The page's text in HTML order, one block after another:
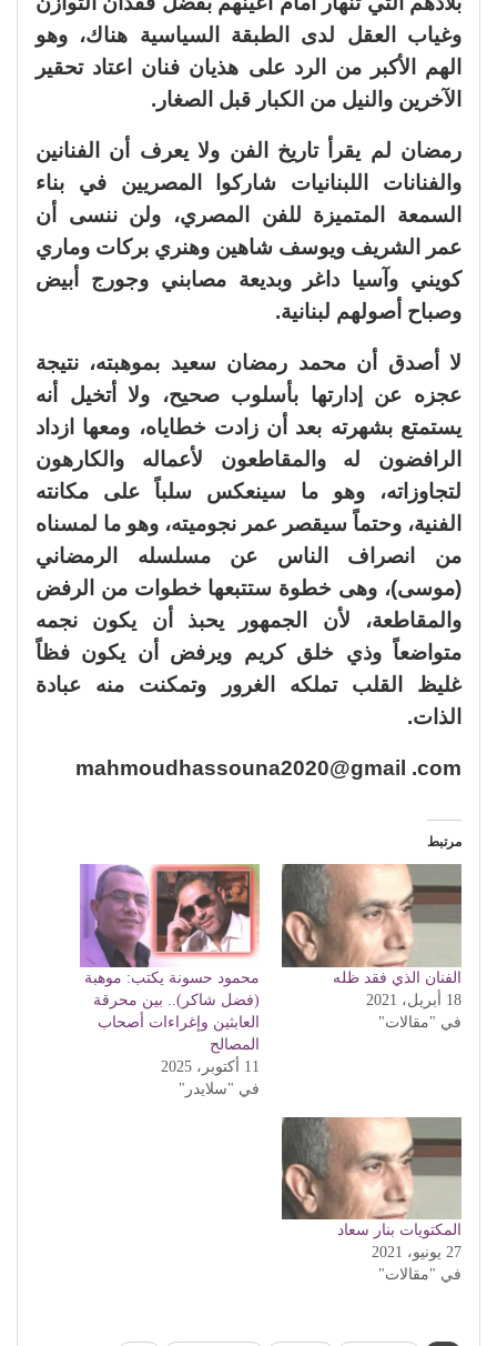
وغياب العقل لدى الطبقة السياسية هناك، وهو
الهم الأكبر من الرد على هذيان فنان اعتاد تحقير
الآخرين والنيل من الكبار قبل الصغار.
رمضان لم يقرأ تاريخ الفن ولا يعرف أن الفنانين
والفنانات اللبنانيات شاركوا المصريين في بناء
السمعة المتميزة للفن المصري، ولن ننسى أن
عمر الشريف ويوسف شاهين وهنري بركات وماري
كويني وآسيا داغر وبديعة مصابني وجورج أبيض
وصباح أصولهم لبنانية.
لا أصدق أن محمد رمضان سعيد بموهبته، نتيجة
عجزه عن إدارتها بأسلوب صحيح، ولا أتخيل أنه
يستمتع بشهرته بعد أن زادت خطاياه، ومعها ازداد
الرافضون له والمقاطعون لأعماله والكارهون
لتجاوزاته، وهو ما سينعكس سلباً على مكانته
الفنية، وحتماً سيقصر عمر نجوميته، وهو ما لمسناه
من انصراف الناس عن مسلسله الرمضاني
(موسى)، وهى خطوة ستتبعها خطوات من الرفض
والمقاطعة، لأن الجمهور يحبذ أن يكون نجمه
متواضعاً وذي خلق كريم ويرفض أن يكون فظاً
غليظ القلب تملكه الغرور وتمكنت منه عبادة
الذات.
mahmoudhassouna2020@gmail .com
مرتبط
الفنان الذي فقد ظله
18 أبريل، 2021
في "مقالات"
محمود حسونة يكتب: موهبة
(فضل شاكر).. بين محرقة
العابثين وإغراءات أصحاب
المصالح
11 أكتوبر، 2025
في "سلايدر"
المكتويات بنار سعاد
27 يونيو، 2021
في "مقالات"